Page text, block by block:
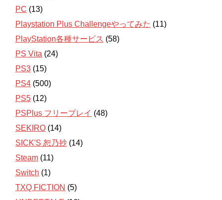
PC (13)
Playstation Plus Challengeやってみた (11)
PlayStation各種サービス (58)
PS Vita (24)
PS3 (15)
PS4 (500)
PS5 (12)
PSPlus フリープレイ (48)
SEKIRO (14)
SICK'S 恕乃抄 (14)
Steam (11)
Switch (1)
TXQ FICTION (5)